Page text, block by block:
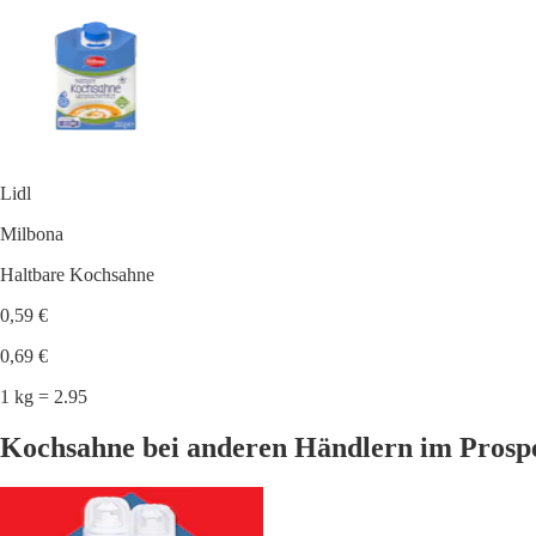
Lidl
Milbona
Haltbare Kochsahne
0,59 €
0,69 €
1 kg = 2.95
Kochsahne bei anderen Händlern im